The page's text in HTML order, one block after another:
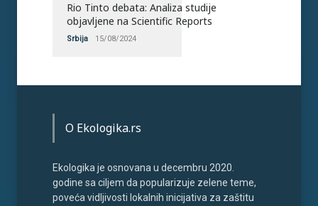
Rio Tinto debata: Analiza studije
objavljene na Scientific Reports
Srbija 15/08/2024
O Ekologika.rs
Ekologika je osnovana u decembru 2020.
godine sa ciljem da popularizuje zelene teme,
poveća vidljivosti lokalnih inicijativa za zaštitu